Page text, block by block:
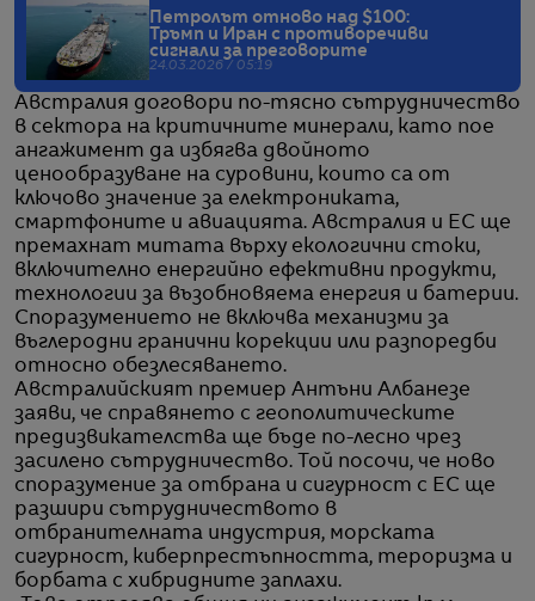
Петролът отново над $100:
Тръмп и Иран с противоречиви
сигнали за преговорите
24.03.2026 / 05:19
Австралия договори по-тясно сътрудничество
в сектора на критичните минерали, като пое
ангажимент да избягва двойното
ценообразуване на суровини, които са от
ключово значение за електрониката,
смартфоните и авиацията. Австралия и ЕС ще
премахнат митата върху екологични стоки,
включително енергийно ефективни продукти,
технологии за възобновяема енергия и батерии.
Споразумението не включва механизми за
въглеродни гранични корекции или разпоредби
относно обезлесяването.
Австралийският премиер Антъни Албанезе
заяви, че справянето с геополитическите
предизвикателства ще бъде по-лесно чрез
засилено сътрудничество. Той посочи, че ново
споразумение за отбрана и сигурност с ЕС ще
разшири сътрудничеството в
отбранителната индустрия, морската
сигурност, киберпрестъпността, тероризма и
борбата с хибридните заплахи.